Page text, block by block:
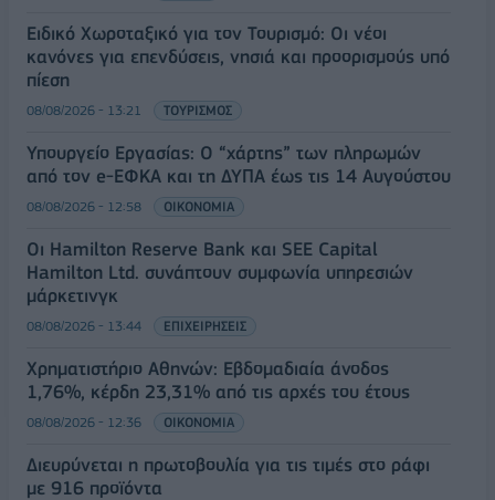
Ειδικό Χωροταξικό για τον Τουρισμό: Οι νέοι
κανόνες για επενδύσεις, νησιά και προορισμούς υπό
πίεση
08/08/2026 - 13:21 ΤΟΥΡΙΣΜΟΣ
Υπουργείο Εργασίας: Ο “χάρτης” των πληρωμών
από τον e-ΕΦΚΑ και τη ΔΥΠΑ έως τις 14 Αυγούστου
08/08/2026 - 12:58 ΟΙΚΟΝΟΜΙΑ
Οι Hamilton Reserve Bank και SEE Capital
Hamilton Ltd. συνάπτουν συμφωνία υπηρεσιών
μάρκετινγκ
08/08/2026 - 13:44 ΕΠΙΧΕΙΡΗΣΕΙΣ
Χρηματιστήριο Αθηνών: Εβδομαδιαία άνοδος
1,76%, κέρδη 23,31% από τις αρχές του έτους
08/08/2026 - 12:36 ΟΙΚΟΝΟΜΙΑ
Διευρύνεται η πρωτοβουλία για τις τιμές στο ράφι
με 916 προϊόντα